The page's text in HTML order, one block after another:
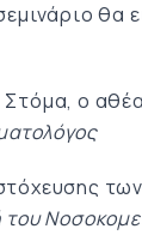
θα
Στόμα, ο
του